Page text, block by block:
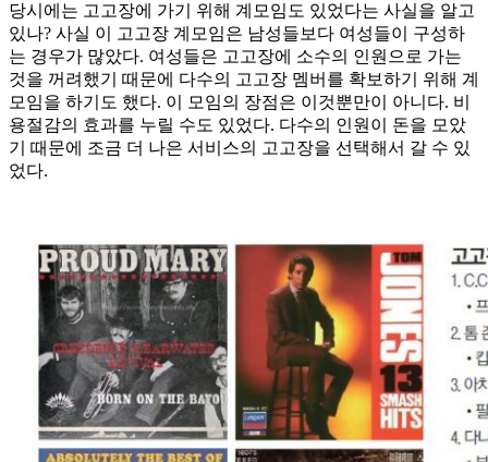
당시에는 고고장에 가기 위해 계모임도 있었다는 사실을 알고
있나? 사실 이 고고장 계모임은 남성들보다 여성들이 구성하
는 경우가 많았다. 여성들은 고고장에 소수의 인원으로 가는
것을 꺼려했기 때문에 다수의 고고장 멤버를 확보하기 위해 계
모임을 하기도 했다. 이 모임의 장점은 이것뿐만이 아니다. 비
용절감의 효과를 누릴 수도 있었다. 다수의 인원이 돈을 모았
기 때문에 조금 더 나은 서비스의 고고장을 선택해서 갈 수 있
었다.